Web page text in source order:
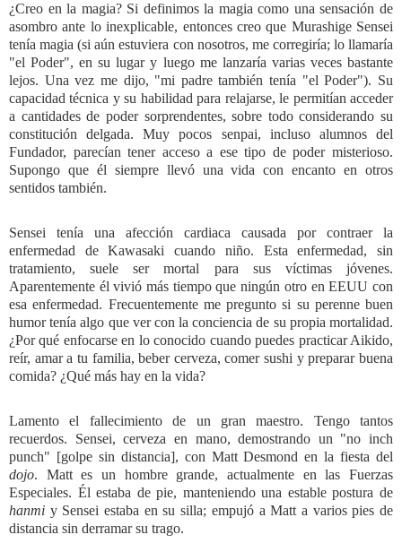
¿Creo en la magia? Si definimos la magia como una sensación de
asombro ante lo inexplicable, entonces creo que Murashige Sensei
tenía magia (si aún estuviera con nosotros, me corregiría; lo llamaría
"el Poder", en su lugar y luego me lanzaría varias veces bastante
lejos. Una vez me dijo, "mi padre también tenía "el Poder"). Su
capacidad técnica y su habilidad para relajarse, le permitían acceder
a cantidades de poder sorprendentes, sobre todo considerando su
constitución delgada. Muy pocos senpai, incluso alumnos del
Fundador, parecían tener acceso a ese tipo de poder misterioso.
Supongo que él siempre llevó una vida con encanto en otros
sentidos también.
Sensei tenía una afección cardiaca causada por contraer la
enfermedad de Kawasaki cuando niño. Esta enfermedad, sin
tratamiento, suele ser mortal para sus víctimas jóvenes.
Aparentemente él vivió más tiempo que ningún otro en EEUU con
esa enfermedad. Frecuentemente me pregunto si su perenne buen
humor tenía algo que ver con la conciencia de su propia mortalidad.
¿Por qué enfocarse en lo conocido cuando puedes practicar Aikido,
reír, amar a tu familia, beber cerveza, comer sushi y preparar buena
comida? ¿Qué más hay en la vida?
Lamento el fallecimiento de un gran maestro. Tengo tantos
recuerdos. Sensei, cerveza en mano, demostrando un "no inch
punch" [golpe sin distancia], con Matt Desmond en la fiesta del
dojo. Matt es un hombre grande, actualmente en las Fuerzas
Especiales. Él estaba de pie, manteniendo una estable postura de
hanmi y Sensei estaba en su silla; empujó a Matt a varios pies de
distancia sin derramar su trago.